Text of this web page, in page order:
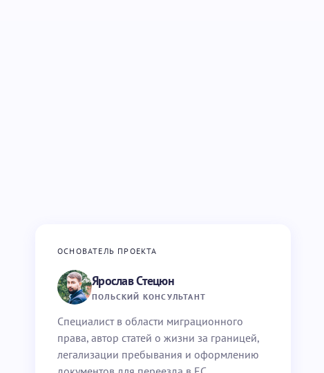
ОСНОВАТЕЛЬ ПРОЕКТА
Ярослав Стецюн
ПОЛЬСКИЙ КОНСУЛЬТАНТ
Специалист в области миграционного
права, автор статей о жизни за границей,
легализации пребывания и оформлению